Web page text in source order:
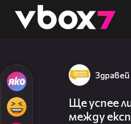
👾
Ще успее
между